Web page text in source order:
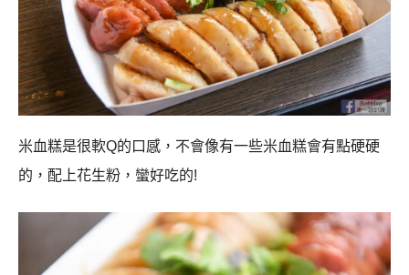
米血糕是很軟Q的口感，不會像有一些米血糕會有點硬硬
的，配上花生粉，蠻好吃的!